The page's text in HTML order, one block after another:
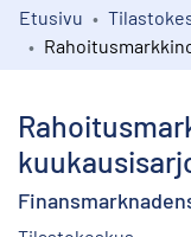
Kokoelmat
Etusivu